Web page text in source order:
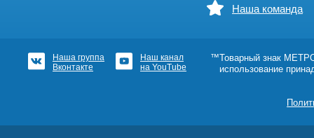
Наша команда
Наша группа
Вконтакте
Наш канал
на YouTube
™Товарный знак
использование